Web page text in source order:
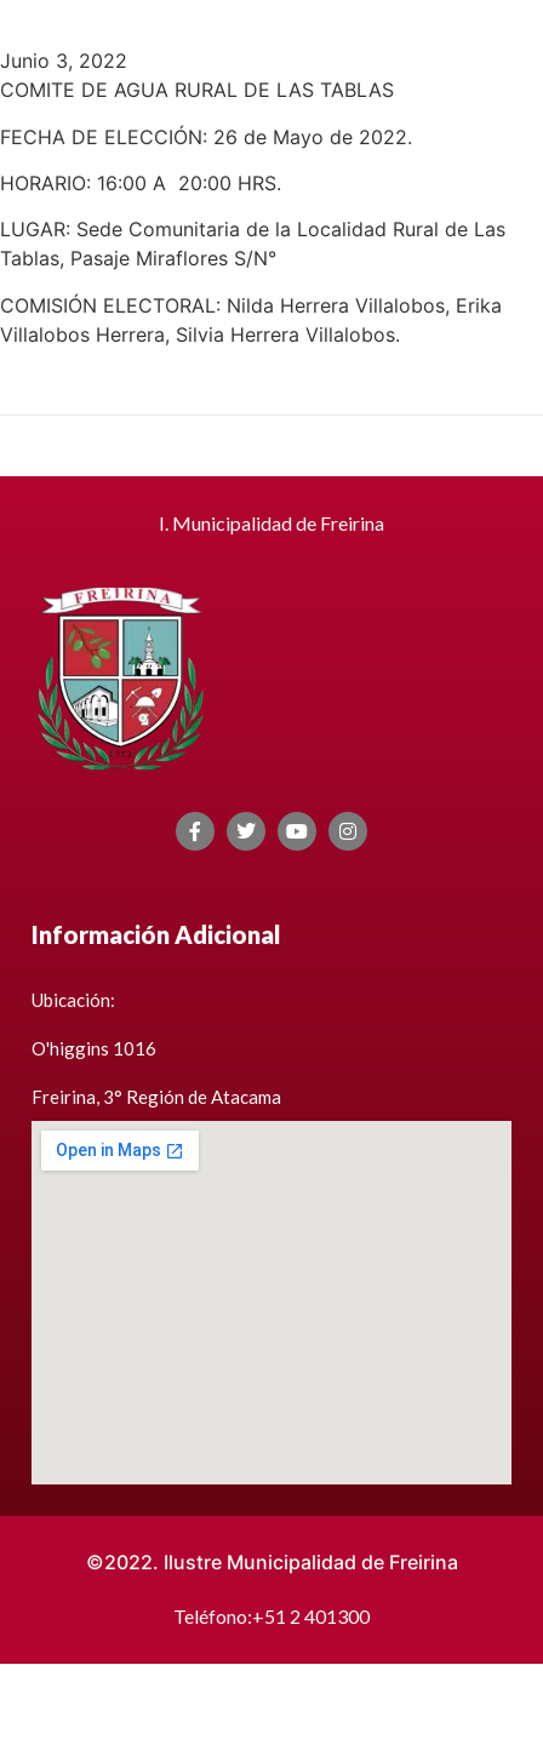
Junio 3, 2022
COMITE DE AGUA RURAL DE LAS TABLAS
FECHA DE ELECCIÓN: 26 de Mayo de 2022.
HORARIO: 16:00 A 20:00 HRS.
LUGAR: Sede Comunitaria de la Localidad Rural de Las
Tablas, Pasaje Miraflores S/N°
COMISIÓN ELECTORAL: Nilda Herrera Villalobos, Erika
Villalobos Herrera, Silvia Herrera Villalobos.
I. Municipalidad de Freirina
Información Adicional
Ubicación:
O'higgins 1016
Freirina, 3° Región de Atacama
©2022. Ilustre Municipalidad de Freirina
Teléfono:+51 2 401300